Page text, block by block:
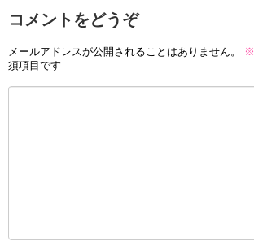
コメントをどうぞ
メールアドレスが公開されることはありません。 ※
須項目です